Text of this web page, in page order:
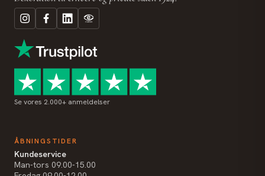
Se vores 2.000+ anmeldelser
ÅBNINGSTIDER
Kundeservice
Man-tors 09.00-15.00